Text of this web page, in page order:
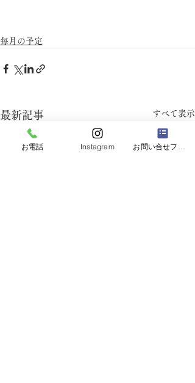
毎月の予定
最新記事 すべて表示
お電話 Instagram